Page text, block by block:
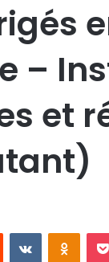
–
et
Reddit VKontakte